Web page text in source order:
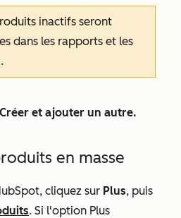
inactifs seront
dans les rapports et les
Créer et ajouter un autre.
en masse
cliquez sur Plus, puis
. Si l'option Plus